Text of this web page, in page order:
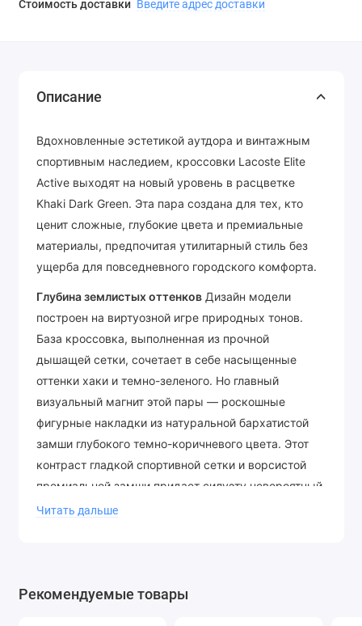
Стоимость доставки Введите адрес доставки
Описание
Вдохновленные эстетикой аутдора и винтажным
спортивным наследием, кроссовки Lacoste Elite
Active выходят на новый уровень в расцветке
Khaki Dark Green. Эта пара создана для тех, кто
ценит сложные, глубокие цвета и премиальные
материалы, предпочитая утилитарный стиль без
ущерба для повседневного городского комфорта.
Глубина землистых оттенков Дизайн модели
построен на виртуозной игре природных тонов.
База кроссовка, выполненная из прочной
дышащей сетки, сочетает в себе насыщенные
оттенки хаки и темно-зеленого. Но главный
визуальный магнит этой пары — роскошные
фигурные накладки из натуральной бархатистой
замши глубокого темно-коричневого цвета. Этот
контраст гладкой спортивной сетки и ворсистой
премиальной замши придает силуэту невероятный
объем, фактурность и по-настоящему дорогой,
эталонная спортивная эргономика. Легкая
Читать дальше
Рекомендуемые товары